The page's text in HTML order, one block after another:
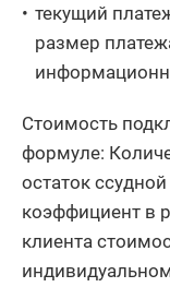
текущий
размер
Стоимость
формуле:
остаток
коэффициент в
клиента